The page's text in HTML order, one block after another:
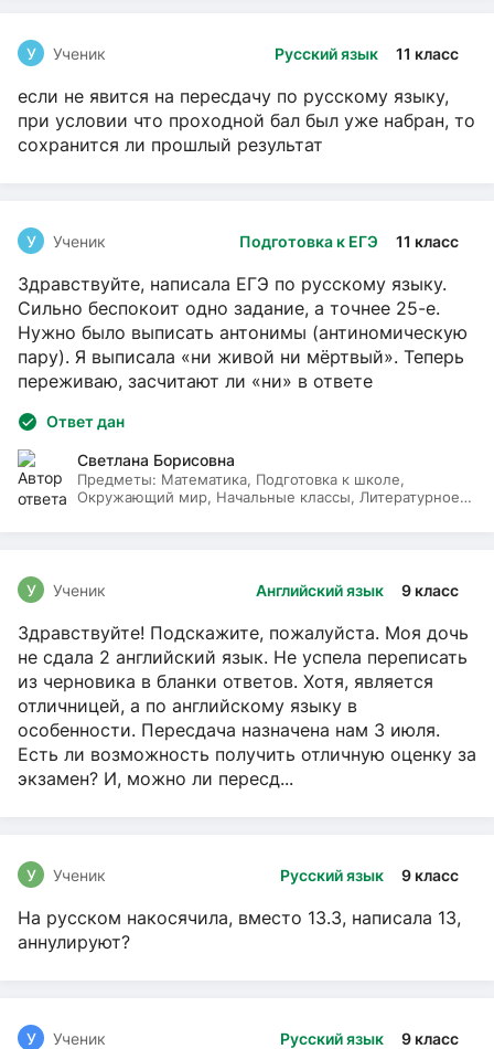
Русский язык 11 класс
У Ученик
если не явится на пересдачу по русскому языку,
при условии что проходной бал был уже набран, то
сохранится ли прошлый результат
Подготовка к ЕГЭ 11 класс
У Ученик
Здравствуйте, написала ЕГЭ по русскому языку.
Сильно беспокоит одно задание, а точнее 25-е.
Нужно было выписать антонимы (антиномическую
пару). Я выписала «ни живой ни мёртвый». Теперь
переживаю, засчитают ли «ни» в ответе
Ответ дан
Светлана Борисовна
Предметы: Математика, Подготовка к школе,
Окружающий мир, Начальные классы, Литературное
Английский язык 9 класс
У Ученик
Здравствуйте! Подскажите, пожалуйста. Моя дочь
не сдала 2 английский язык. Не успела переписать
из черновика в бланки ответов. Хотя, является
отличницей, а по английскому языку в
особенности. Пересдача назначена нам 3 июля.
Есть ли возможность получить отличную оценку за
экзамен? И, можно ли пересд...
Русский язык 9 класс
У Ученик
На русском накосячила, вместо 13.3, написала 13,
аннулируют?
Русский язык 9 класс
У Ученик